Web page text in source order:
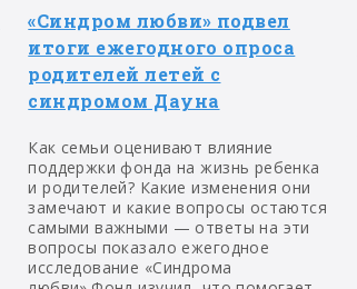
«Синдром любви» подвел
итоги ежегодного опроса
родителей летей с
синдромом Дауна
Как семьи оценивают влияние
поддержки фонда на жизнь ребенка
и родителей? Какие изменения они
замечают и какие вопросы остаются
самыми важными — ответы на эти
вопросы показало ежегодное
исследование «Синдрома